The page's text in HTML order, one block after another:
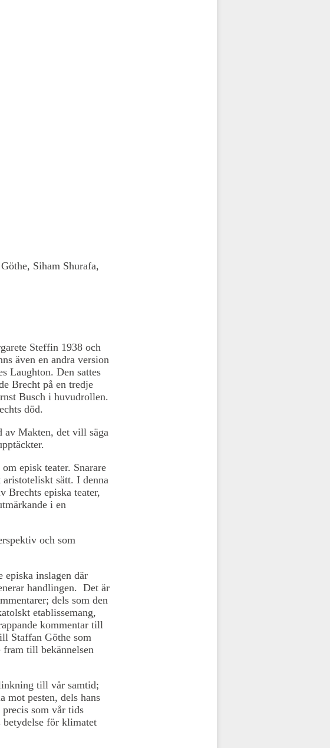
Siham Shurafa,
Steffin 1938 och
även en andra version
Laughton. Den sattes
Brecht på en tredje
Busch i huvudrollen.
död.
av Makten, det vill säga
episk teater. Snarare
sätt. I denna
Brechts episka teater,
i en
och som
inslagen där
handlingen. Det är
dels som den
etablissemang,
kommentar till
Staffan Göthe som
till bekännelsen
till vår samtid;
mot pesten, dels hans
som vår tids
betydelse för klimatet